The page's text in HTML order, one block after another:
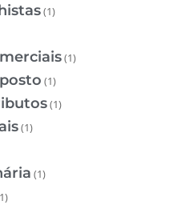
(1)
(1)
(1)
(1)
(1)
(1)